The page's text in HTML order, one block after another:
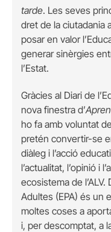
tarde. Les seves
dret de la ciutadania
posar en valor
generar sinèrgies
l’Estat.
Gràcies al Diari de
nova finestra d’
ho fa amb voluntat
pretén convertir-se
diàleg i l’acció
l’actualitat, l’opinió i
ecosistema de l’ALV.
Adultes (EPA) és un
moltes coses a
i, per descomptat, a